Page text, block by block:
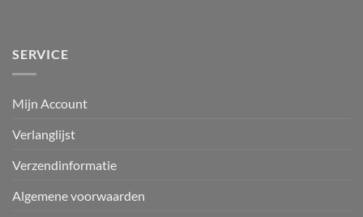
SERVICE
Mijn Account
Verlanglijst
Verzendinformatie
Algemene voorwaarden